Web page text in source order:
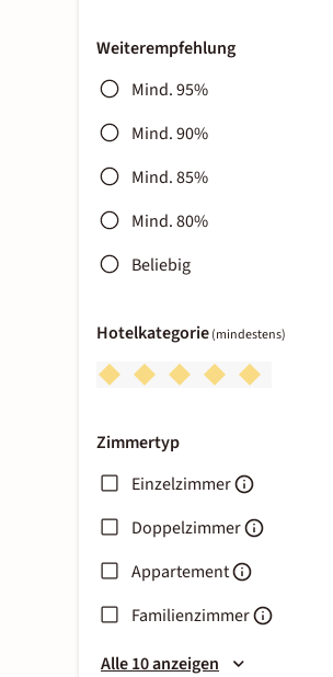
Weiterempfehlung
Mind. 95%
Mind. 90%
Mind. 85%
Mind. 80%
Beliebig
Hotelkategorie(mindestens)
Zimmertyp
Einzelzimmer
Doppelzimmer
Appartement
Familienzimmer
Alle 10 anzeigen